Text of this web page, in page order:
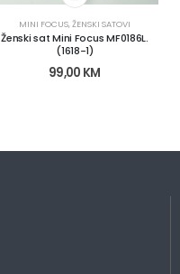
MINI FOCUS,ŽENSKI SATOVI
Ženski sat Mini Focus MF0186L.
(1618-1)
99,00 KM